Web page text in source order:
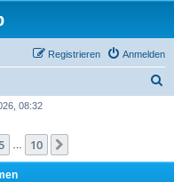
Anmelden
Registrieren
e
08:32
10